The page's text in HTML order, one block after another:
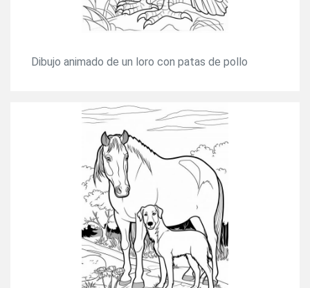
Dibujo animado de un loro con patas de pollo